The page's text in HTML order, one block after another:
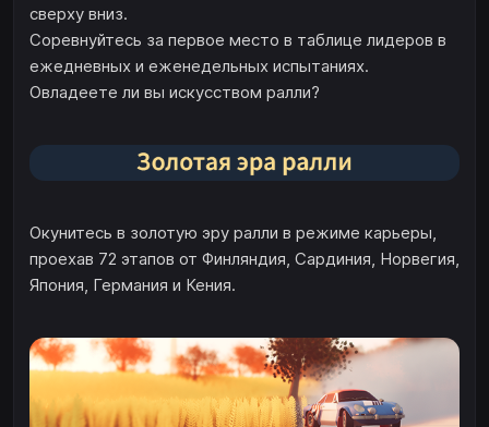
сверху вниз.
Соревнуйтесь за первое место в таблице лидеров в
ежедневных и еженедельных испытаниях.
Овладеете ли вы искусством ралли?
Окунитесь в золотую эру ралли в режиме карьеры,
проехав 72 этапов от Финляндия, Сардиния, Норвегия,
Япония, Германия и Кения.